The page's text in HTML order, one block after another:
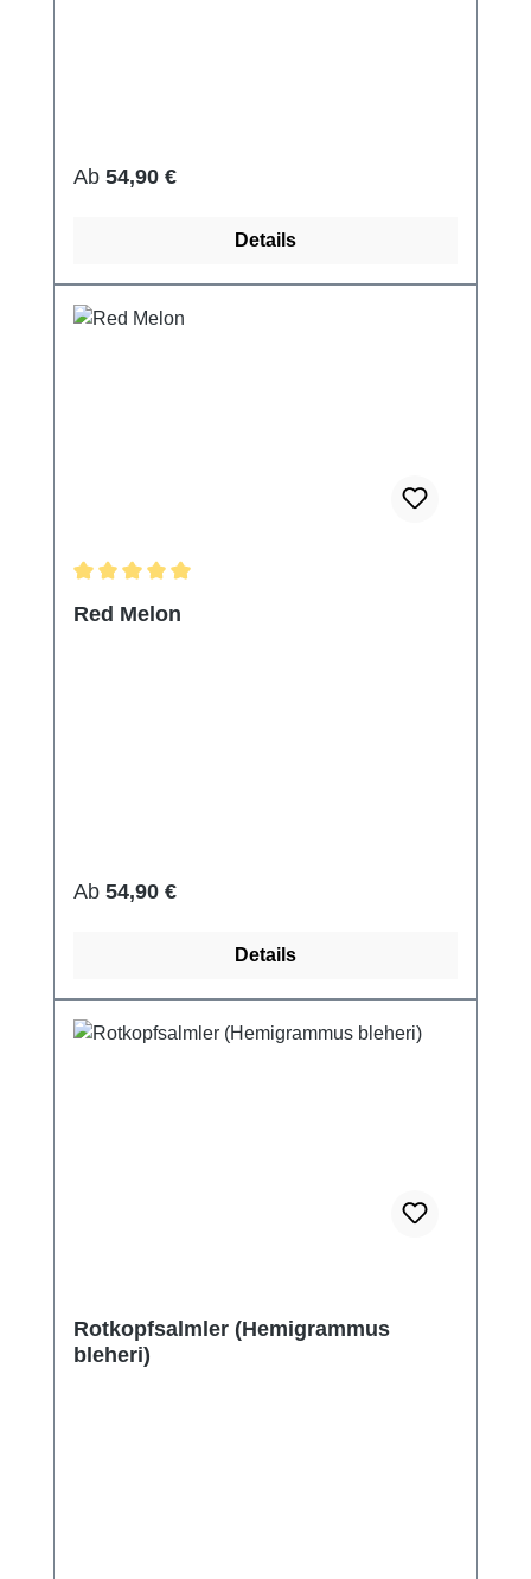
Regulärer Preis:
Ab 54,90 €
Details
Red Melon
Regulärer Preis:
Ab 54,90 €
Details
Rotkopfsalmler (Hemigrammus
bleheri)